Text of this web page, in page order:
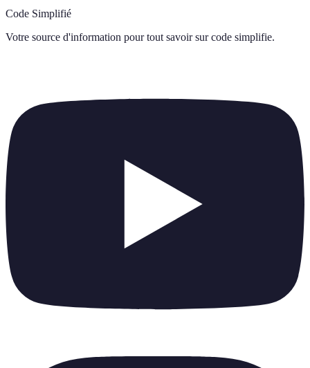
Code Simplifié
Votre source d'information pour tout savoir sur code simplifie.